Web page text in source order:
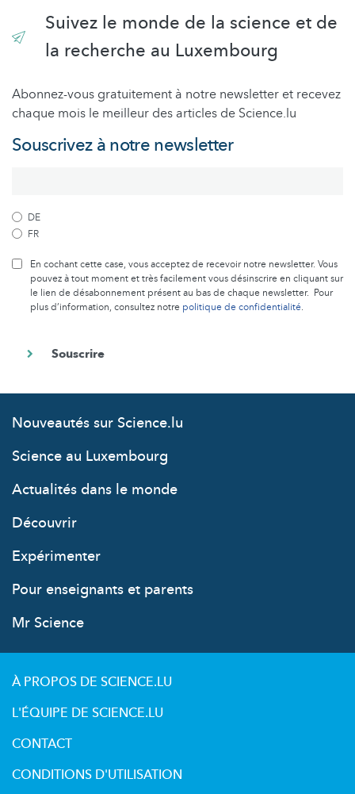
Suivez le monde de la science et de
la recherche au Luxembourg
Abonnez-vous gratuitement à notre newsletter et recevez
chaque mois le meilleur des articles de Science.lu
Souscrivez à notre newsletter
DE
FR
En cochant cette case, vous acceptez de recevoir notre newsletter. Vous
pouvez à tout moment et très facilement vous désinscrire en cliquant sur
le lien de désabonnement présent au bas de chaque newsletter. Pour
plus d’information, consultez notre politique de confidentialité.
Nouveautés sur Science.lu
Science au Luxembourg
Actualités dans le monde
Découvrir
Expérimenter
Pour enseignants et parents
Mr Science
À PROPOS DE SCIENCE.LU
L'ÉQUIPE DE SCIENCE.LU
CONTACT
CONDITIONS D'UTILISATION